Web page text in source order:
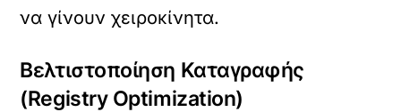
να γίνουν χειροκίνητα.
Βελτιστοποίηση Καταγραφής
(Registry Optimization)